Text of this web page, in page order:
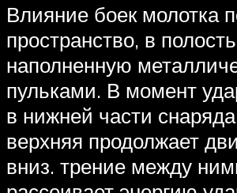
Влияние боек молотка
пространство, в
наполненную
пульками. В момент
в нижней части
верхняя продолжает
вниз. трение между